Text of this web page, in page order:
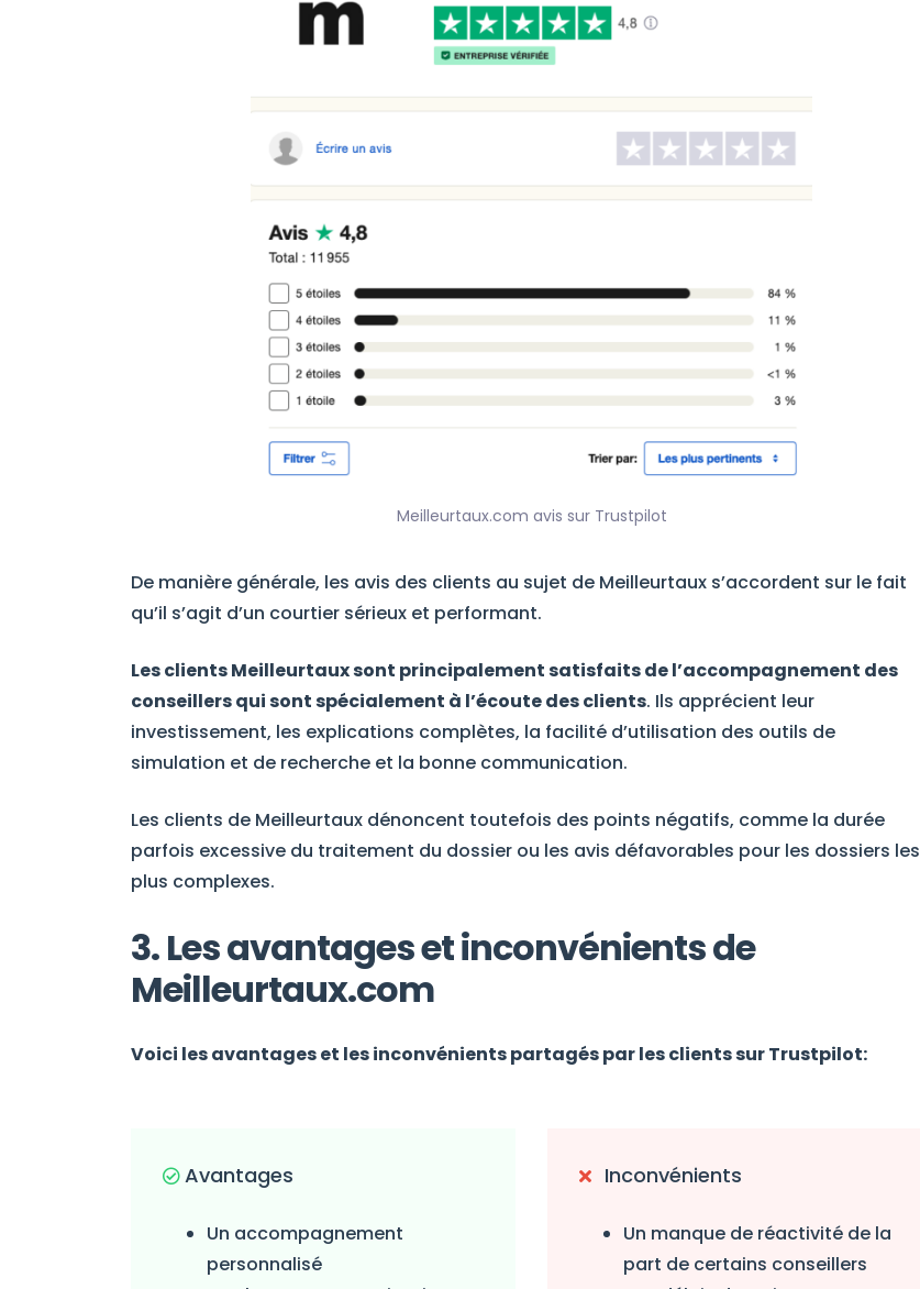
Meilleurtaux.com avis sur Trustpilot
De manière générale, les avis des clients au sujet de Meilleurtaux s’accordent sur le fait
qu’il s’agit d’un courtier sérieux et performant.
Les clients Meilleurtaux sont principalement satisfaits de l’accompagnement des
conseillers qui sont spécialement à l’écoute des clients. Ils apprécient leur
investissement, les explications complètes, la facilité d’utilisation des outils de
simulation et de recherche et la bonne communication.
Les clients de Meilleurtaux dénoncent toutefois des points négatifs, comme la durée
parfois excessive du traitement du dossier ou les avis défavorables pour les dossiers les
plus complexes.
3. Les avantages et inconvénients de
Meilleurtaux.com
Voici les avantages et les inconvénients partagés par les clients sur Trustpilot:
Avantages
Un accompagnement
personnalisé
Inconvénients
Un manque de réactivité de la
part de certains conseillers